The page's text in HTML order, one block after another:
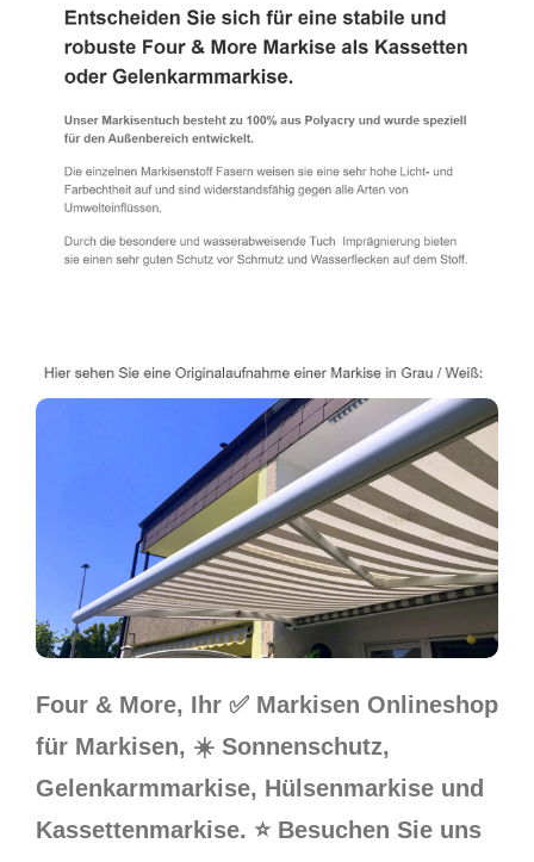
Four & More, Ihr ✅ Markisen Onlineshop
für Markisen, ☀️ Sonnenschutz,
Gelenkarmmarkise, Hülsenmarkise und
Kassettenmarkise. ⭐ Besuchen Sie uns